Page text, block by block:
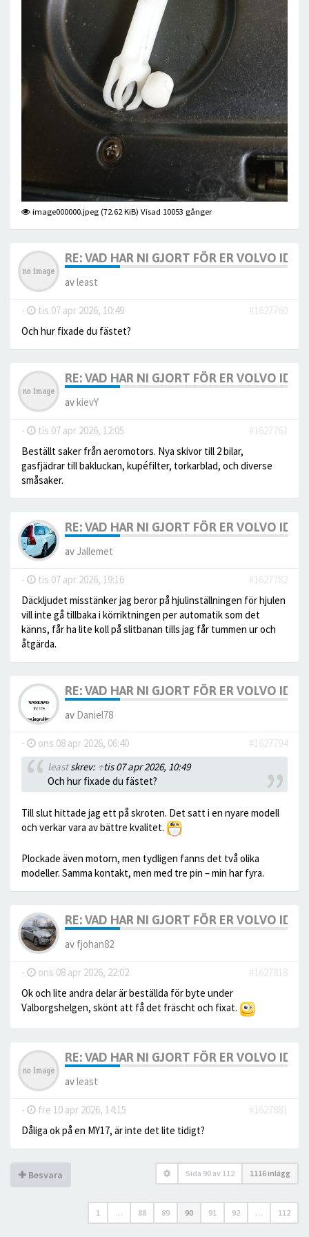
image000000.jpeg (72.62 KiB) Visad 10053 gånger
RE: VAD HAR NI GJORT FÖR ER VOLVO
avleast
- tis 07 apr 2026, 10:49
#1627760
Och hur fixade du fästet?
RE: VAD HAR NI GJORT FÖR ER VOLVO
avkievY
- tis 07 apr 2026, 12:05
#1627763
Beställt saker från aeromotors. Nya skivor till 2 bilar,
gasfjädrar till bakluckan, kupéfilter, torkarblad, och diverse
småsaker.
RE: VAD HAR NI GJORT FÖR ER VOLVO
av Jallemet
- tis 07 apr 2026, 19:16
#1627782
Däckljudet misstänker jag beror på hjulinställningen för hjulen
vill inte gå tillbaka i körriktningen per automatik som det
känns, får ha lite koll på slitbanan tills jag får tummen ur och
åtgärda.
RE: VAD HAR NI GJORT FÖR ER VOLVO
av Daniel78
- ons 08 apr 2026, 06:40
#1627794
leastskrev: ↑tis 07 apr 2026, 10:49
Och hur fixade du fästet?
Till slut hittade jag ett på skroten. Det satt i en nyare modell
och verkar vara av bättre kvalitet.
Plockade även motorn, men tydligen fanns det två olika
modeller. Samma kontakt, men med tre pin – min har fyra.
RE: VAD HAR NI GJORT FÖR ER VOLVO
av fjohan82
- ons 08 apr 2026, 22:02
#1627818
Ok och lite andra delar är beställda för byte under
Valborgshelgen, skönt att få det fräscht och fixat.
RE: VAD HAR NI GJORT FÖR ER VOLVO
avleast
- fre 10 apr 2026, 14:15
#1627881
Dåliga ok på en MY17, är inte det lite tidigt?
Besvara Sida 90 av 112 1116 inlägg
1 … 88 89 90 91 92 … 112